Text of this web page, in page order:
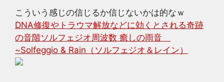
こういう感じの信じるか信じないかは的なｗ
DNA修復やトラウマ解放などに効くとされる奇跡
の音階ソルフェジオ周波数 癒しの雨音
~Solfeggio & Rain（ソルフェジオ＆レイン）